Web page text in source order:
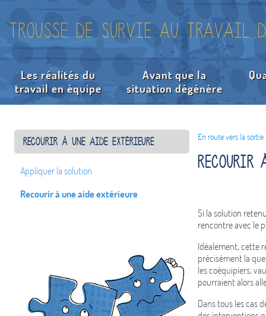
Trousse de survie au travail
Les réalités du
travail en équipe
Avant que la
situation dégénère
Choisir
Recourir à une aide extérieure
Appliquer la solution
Recourir à une aide extérieure
En route vers la sortie
Recourir
Si la solution
rencontre avec le
Idéalement, cette
précisément la
les coéquipiers,
pourraient alors
Dans tous les cas